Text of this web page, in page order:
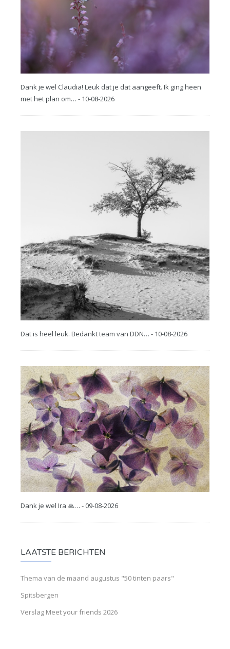
Dank je wel Claudia! Leuk dat je dat aangeeft. Ik ging heen
met het plan om… - 10-08-2026
Dat is heel leuk. Bedankt team van DDN… - 10-08-2026
Dank je wel Ira 🙏… - 09-08-2026
LAATSTE BERICHTEN
Thema van de maand augustus "50 tinten paars"
Spitsbergen
Verslag Meet your friends 2026